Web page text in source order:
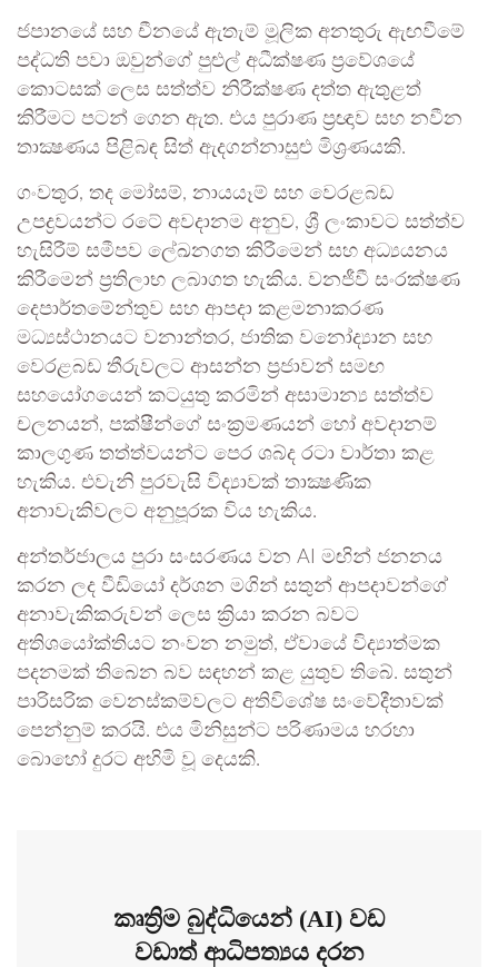
ජපානයේ සහ චීනයේ ඇතැම් මූලික අනතුරු ඇඟවීමේ
පද්ධති පවා ඔවුන්ගේ පුළුල් අධීක්ෂණ ප්‍රවේශයේ
කොටසක් ලෙස සත්ත්ව නිරීක්ෂණ දත්ත ඇතුළත්
කිරීමට පටන් ගෙන ඇත. එය පුරාණ ප්‍රඥාව සහ නවීන
තාක්‍ෂණය පිළිබඳ සිත් ඇදගන්නාසුළු මිශ්‍රණයකි.
ගංවතුර, තද මෝසම්, නායයෑම් සහ වෙරළබඩ
උපද්‍රවයන්ට රටේ අවදානම අනුව, ශ්‍රී ලංකාවට සත්ත්ව
හැසිරීම් සමීපව ලේඛනගත කිරීමෙන් සහ අධ්‍යයනය
කිරීමෙන් ප්‍රතිලාභ ලබාගත හැකිය. වනජීවී සංරක්ෂණ
දෙපාර්තමේන්තුව සහ ආපදා කළමනාකරණ
මධ්‍යස්ථානයට වනාන්තර, ජාතික වනෝද්‍යාන සහ
වෙරළබඩ තීරුවලට ආසන්න ප්‍රජාවන් සමඟ
සහයෝගයෙන් කටයුතු කරමින් අසාමාන්‍ය සත්ත්ව
චලනයන්, පක්ෂීන්ගේ සංක්‍රමණයන් හෝ අවදානම්
කාලගුණ තත්ත්වයන්ට පෙර ශබ්ද රටා වාර්තා කළ
හැකිය. එවැනි පුරවැසි විද්‍යාවක් තාක්‍ෂණික
අනාවැකිවලට අනුපූරක විය හැකිය.
අන්තර්ජාලය පුරා සංසරණය වන AI මඟින් ජනනය
කරන ලද වීඩියෝ දර්ශන මගින් සතුන් ආපදාවන්ගේ
අනාවැකිකරුවන් ලෙස ක්‍රියා කරන බවට
අතිශයෝක්තියට නංවන නමුත්, ඒවායේ විද්‍යාත්මක
පදනමක් තිබෙන බව සඳහන් කළ යුතුව තිබේ. සතුන්
පාරිසරික වෙනස්කම්වලට අතිවිශේෂ සංවේදීතාවක්
පෙන්නුම් කරයි. එය මිනිසුන්ට පරිණාමය හරහා
බොහෝ දුරට අහිමි වූ දෙයකි.
කෘත්‍රිම බුද්ධියෙන් (AI) වඩ
වඩාත් ආධිපත්‍යය දරන